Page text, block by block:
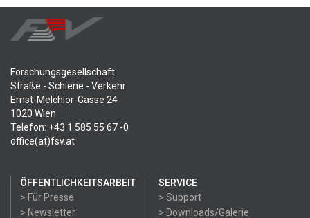
Forschungsgesellschaft
Straße - Schiene - Verkehr
Ernst-Melchior-Gasse 24
1020 Wien
Telefon: +43 1 585 55 67 -0
office(at)fsv.at
ÖFFENTLICHKEITSARBEIT
> Für Presse
> Newsletter
SERVICE
> Support
> Downloads/Galerie